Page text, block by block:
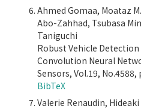
Ahmed Gomaa, Moataz
Abo-Zahhad, Tsubasa
Taniguchi
Robust Vehicle
Convolution Neural
Sensors, Vol.19, No.4588,
BibTeX
Valerie Renaudin,